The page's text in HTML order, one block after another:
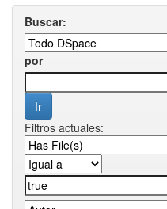
Buscar:
por
Filtros actuales: